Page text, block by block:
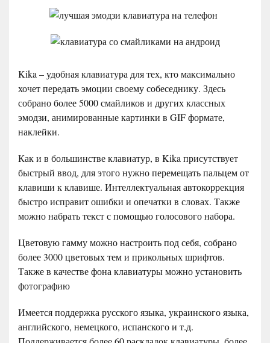
Kika – удобная клавиатура для тех, кто максимально
хочет передать эмоции своему собеседнику. Здесь
собрано более 5000 смайликов и других классных
эмодзи, анимированные картинки в GIF формате,
наклейки.
Как и в большинстве клавиатур, в Kika присутствует
быстрый ввод, для этого нужно перемещать пальцем от
клавиши к клавише. Интеллектуальная автокоррекция
быстро исправит ошибки и опечатки в словах. Также
можно набрать текст с помощью голосового набора.
Цветовую гамму можно настроить под себя, собрано
более 3000 цветовых тем и прикольных шрифтов.
Также в качестве фона клавиатуры можно установить
фотографию
Имеется поддержка русского языка, украинского языка,
английского, немецкого, испанского и т.д.